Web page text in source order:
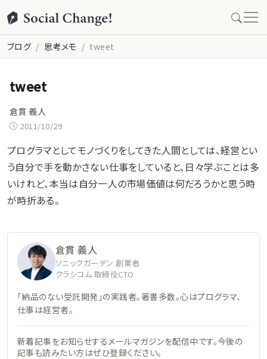
ブログ 思考メモ tweet
tweet
倉貫 義人
2011/10/29
プログラマとしてモノづくりをしてきた人間としては、経営とい
う自分で手を動かさない仕事をしていると、日々学ぶことは多
いけれど、本当は自分一人の市場価値は何だろうかと思う時
が時折ある。
倉貫 義人
ソニックガーデン 創業者
クラシコム 取締役CTO
「納品のない受託開発」の実践者。著書多数。心はプログラマ、
仕事は経営者。
新着記事をお知らせするメールマガジンを配信中です。今後の
記事も読みたい方はぜひ登録ください。